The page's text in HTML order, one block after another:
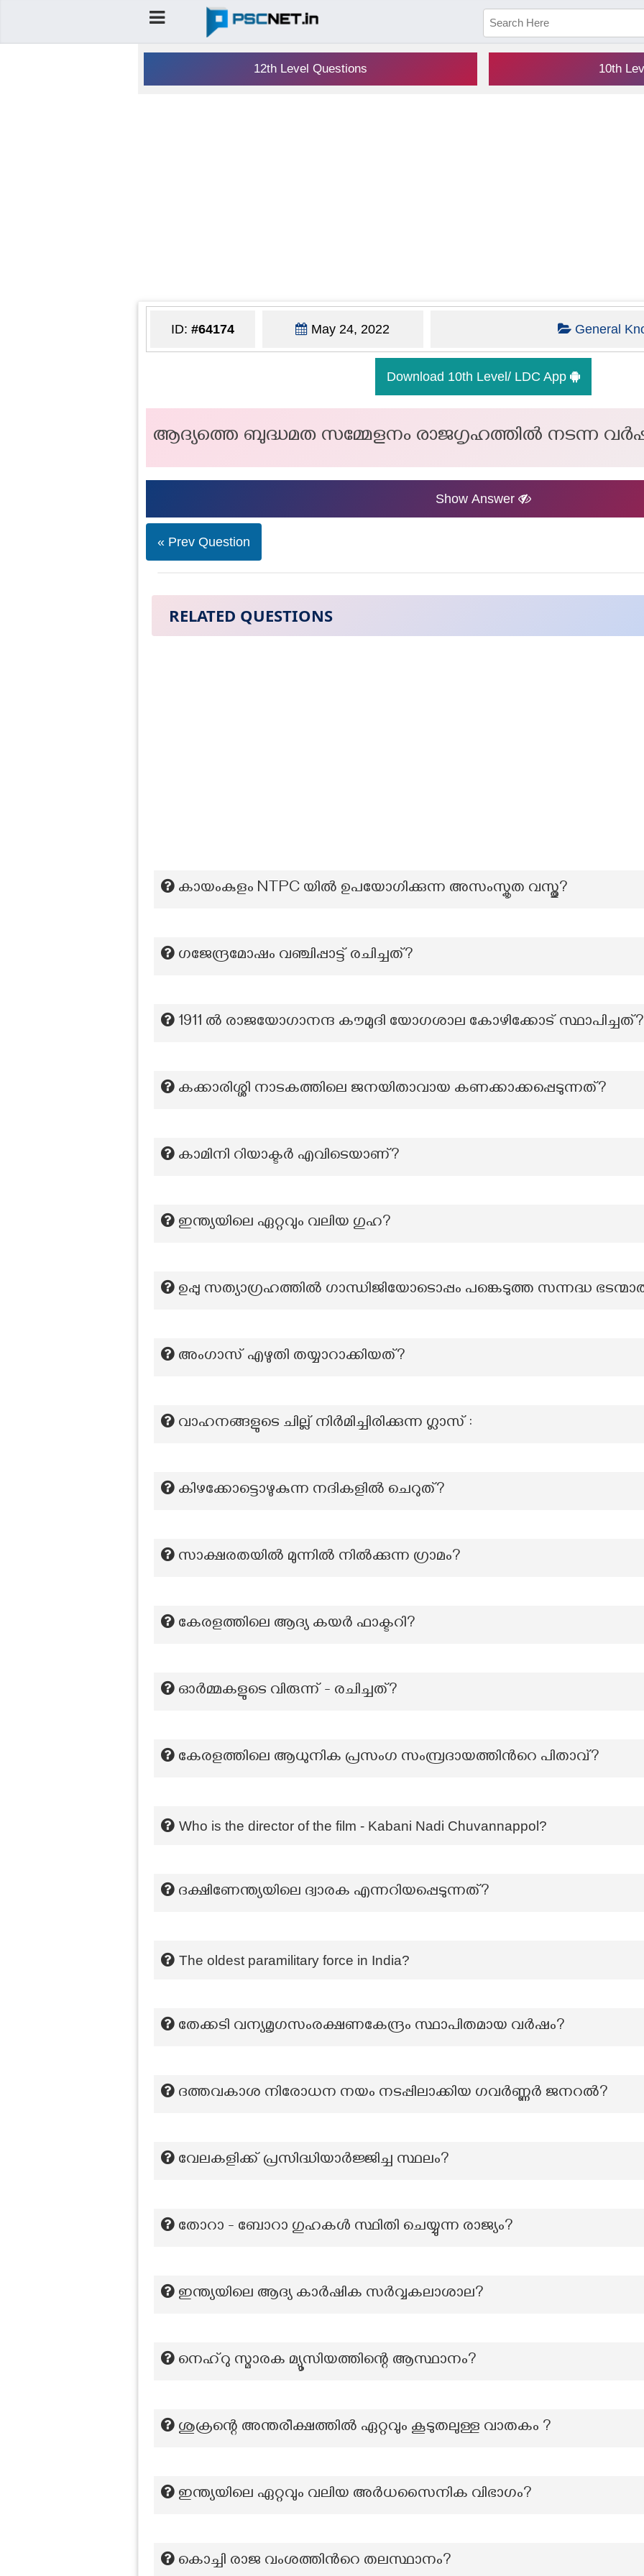
12th Level Questions 10th
ID: #64174 May 24, 2022 General
Download 10th Level/ LDC App
ആദ്യത്തെ ബുദ്ധമത സമ്മേളനം രാജഗൃഹത്തിൽ നടന്ന
Show Answer
« Prev Question
RELATED QUESTIONS
കായംകുളം NTPC യില്‍ ഉപയോഗിക്കുന്ന അസംസ്കൃത വസ്തു?
ഗജേന്ദ്രമോഷം വഞ്ചിപ്പാട്ട് രചിച്ചത്?
1911 ൽ രാജയോഗാനന്ദ കൗമുദി യോഗശാല കോഴിക്കോട് സ്ഥാപിച്ചത്?
കക്കാരിശ്ശി നാടകത്തിലെ ജനയിതാവായ കണക്കാക്കപ്പെടുന്നത്?
കാമിനി റിയാക്ടർ എവിടെയാണ്?
ഇന്ത്യയിലെ ഏറ്റവും വലിയ ഗുഹ?
ഉപ്പു സത്യാഗ്രഹത്തിൽ ഗാന്ധിജിയോടൊപ്പം പങ്കെടുത്ത സന്നദ്ധ
അംഗാസ് എഴുതി തയ്യാറാക്കിയത്?
വാഹനങ്ങളുടെ ചില്ല് നിർമിച്ചിരിക്കുന്ന ഗ്ലാസ് :
കിഴക്കോട്ടൊഴുകുന്ന നദികളില്‍ ചെറുത്?
സാക്ഷരതയിൽ മുന്നിൽ നിൽക്കുന്ന ഗ്രാമം?
കേരളത്തിലെ ആദ്യ കയര്‍ ഫാക്ടറി?
ഓര്‍മ്മകളുടെ വിരുന്ന് - രചിച്ചത്?
കേരളത്തിലെ ആധുനിക പ്രസംഗ സംമ്പ്രദായത്തിന്‍റെ പിതാവ്?
Who is the director of the film - Kabani Nadi Chuvannappol?
ദക്ഷിണേന്ത്യയിലെ ദ്വാരക എന്നറിയപ്പെടുന്നത്?
The oldest paramilitary force in India?
തേക്കടി വന്യമൃഗസംരക്ഷണകേന്ദ്രം സ്ഥാപിതമായ വർഷം?
ദത്തവകാശ നിരോധന നയം നടപ്പിലാക്കിയ ഗവർണ്ണർ ജനറൽ?
വേലകളിക്ക് പ്രസിദ്ധിയാര്‍ജ്ജിച്ച സ്ഥലം?
തോറാ - ബോറാ ഗുഹകൾ സ്ഥിതി ചെയ്യുന്ന രാജ്യം?
ഇന്ത്യയിലെ ആദ്യ കാർഷിക സർവ്വകലാശാല?
നെഹ്റു സ്മാരക മ്യൂസിയത്തിന്റെ ആസ്ഥാനം?
ശുക്രന്റെ അന്തരീക്ഷത്തിൽ ഏറ്റവും കൂടുതലുള്ള വാതകം ?
ഇന്ത്യയിലെ ഏറ്റവും വലിയ അർധസൈനിക വിഭാഗം?
കൊച്ചി രാജ വംശത്തിന്‍റെ തലസ്ഥാനം?